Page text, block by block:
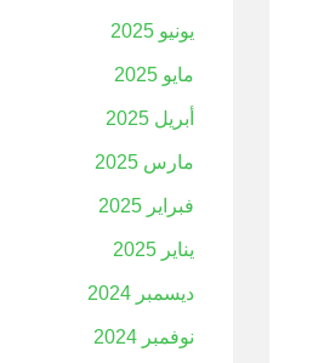
يونيو 2025
مايو 2025
أبريل 2025
مارس 2025
فبراير 2025
يناير 2025
ديسمبر 2024
نوفمبر 2024